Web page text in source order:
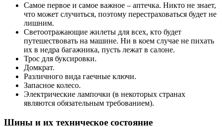
Самое первое и самое важное – аптечка. Никто не знает,
что может случиться, поэтому перестраховаться будет не
лишним.
Светоотражающие жилеты для всех, кто будет
путешествовать на машине. Ни в коем случае не пихать
их в недра багажника, пусть лежат в салоне.
Трос для буксировки.
Домкрат.
Различного вида гаечные ключи.
Запасное колесо.
Электрические лампочки (в некоторых странах
являются обязательным требованием).
Шины и их техническое состояние